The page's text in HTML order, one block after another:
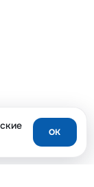
OK